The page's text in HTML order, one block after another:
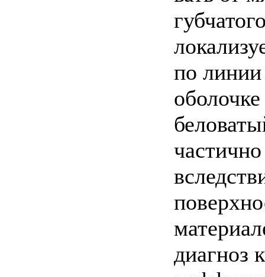
по линии
диагноз